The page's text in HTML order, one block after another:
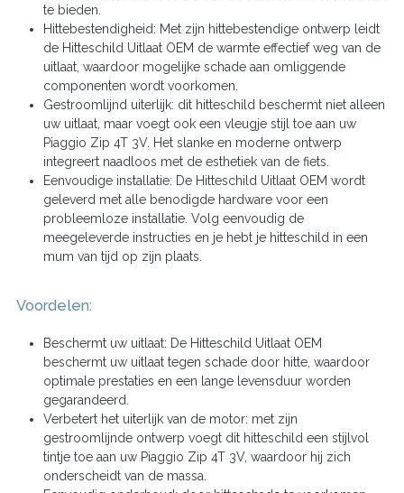
te bieden.
Hittebestendigheid: Met zijn hittebestendige ontwerp leidt
de Hitteschild Uitlaat OEM de warmte effectief weg van de
uitlaat, waardoor mogelijke schade aan omliggende
componenten wordt voorkomen.
Gestroomlijnd uiterlijk: dit hitteschild beschermt niet alleen
uw uitlaat, maar voegt ook een vleugje stijl toe aan uw
Piaggio Zip 4T 3V. Het slanke en moderne ontwerp
integreert naadloos met de esthetiek van de fiets.
Eenvoudige installatie: De Hitteschild Uitlaat OEM wordt
geleverd met alle benodigde hardware voor een
probleemloze installatie. Volg eenvoudig de
meegeleverde instructies en je hebt je hitteschild in een
mum van tijd op zijn plaats.
Voordelen:
Beschermt uw uitlaat: De Hitteschild Uitlaat OEM
beschermt uw uitlaat tegen schade door hitte, waardoor
optimale prestaties en een lange levensduur worden
gegarandeerd.
Verbetert het uiterlijk van de motor: met zijn
gestroomlijnde ontwerp voegt dit hitteschild een stijlvol
tintje toe aan uw Piaggio Zip 4T 3V, waardoor hij zich
onderscheidt van de massa.